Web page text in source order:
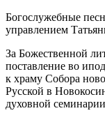
Богослужебные
управлением
За Божественной
поставление во
к храму Собора
Русской в
духовной